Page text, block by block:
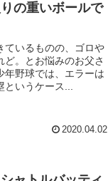
の重いボールで
ているものの、ゴロや
。とお悩みのお父さ
年野球では、エラーは
いうケース...
2020.04.02